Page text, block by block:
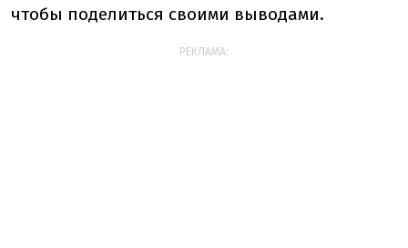
чтобы поделиться своими выводами.
РЕКЛАМА: